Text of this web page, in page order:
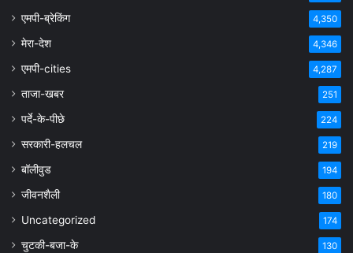
एमपी-ब्रेकिंग 4,350
मेरा-देश 4,346
एमपी-cities 4,287
ताजा-खबर 251
पर्दे-के-पीछे 224
सरकारी-हलचल 219
बॉलीवुड 194
जीवनशैली 180
Uncategorized 174
चुटकी-बजा-के 130